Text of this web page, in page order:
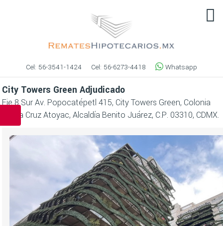
Cel: 56-3541-1424 Cel: 56-6273-4418 Whatsapp
City Towers Green Adjudicado
Eje 8 Sur Av. Popocatépetl 415, City Towers Green, Colonia
Santa Cruz Atoyac, Alcaldía Benito Juárez, C.P. 03310, CDMX.